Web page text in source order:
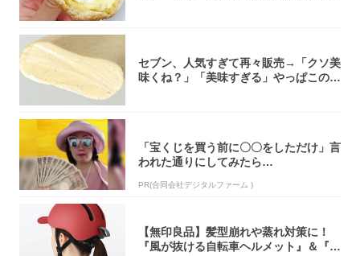
セブン、人気すぎて再々販売→「クソ美
味くね？」「美味すぎる」やっぱこのク
「宝くじを買う前に〇〇をしただけ」言
われた通りにしてみたら…
PR(合同会社デジタルファーム )
【無印良品】髪型崩れや蒸れ対策に！
『風が抜ける自転車ヘルメット』＆『2